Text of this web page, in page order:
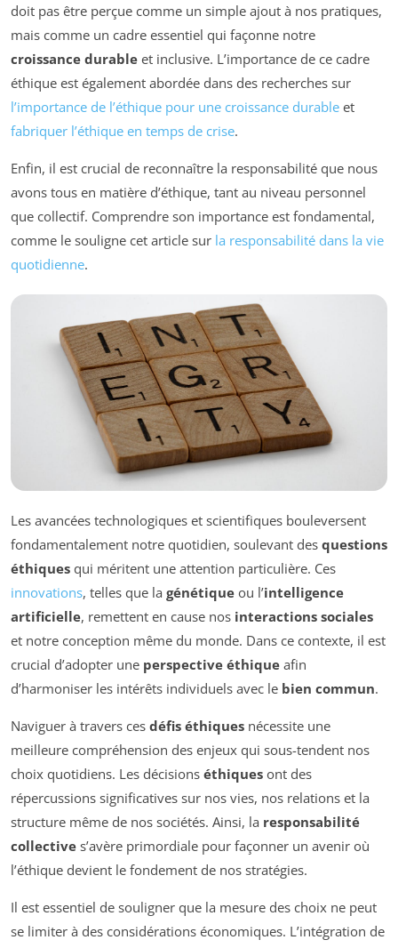
doit pas être perçue comme un simple ajout à nos pratiques,
mais comme un cadre essentiel qui façonne notre
croissance durable et inclusive. L’importance de ce cadre
éthique est également abordée dans des recherches sur
l’importance de l’éthique pour une croissance durable et
fabriquer l’éthique en temps de crise.
Enfin, il est crucial de reconnaître la responsabilité que nous
avons tous en matière d’éthique, tant au niveau personnel
que collectif. Comprendre son importance est fondamental,
comme le souligne cet article sur la responsabilité dans la vie
quotidienne.
Les avancées technologiques et scientifiques bouleversent
fondamentalement notre quotidien, soulevant des questions
éthiques qui méritent une attention particulière. Ces
innovations, telles que la génétique ou l’intelligence
artificielle, remettent en cause nos interactions sociales
et notre conception même du monde. Dans ce contexte, il est
crucial d’adopter une perspective éthique afin
d’harmoniser les intérêts individuels avec le bien commun.
Naviguer à travers ces défis éthiques nécessite une
meilleure compréhension des enjeux qui sous-tendent nos
choix quotidiens. Les décisions éthiques ont des
répercussions significatives sur nos vies, nos relations et la
structure même de nos sociétés. Ainsi, la responsabilité
collective s’avère primordiale pour façonner un avenir où
l’éthique devient le fondement de nos stratégies.
Il est essentiel de souligner que la mesure des choix ne peut
se limiter à des considérations économiques. L’intégration de